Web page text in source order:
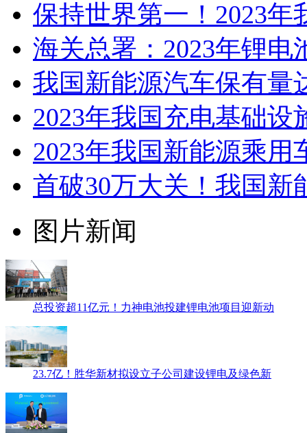
保持世界第一！2023
海关总署：2023年锂电
我国新能源汽车保有量
2023年我国充电基础设
2023年我国新能源乘用
首破30万大关！我国新
图片新闻
总投资超11亿元！力神电池投建锂电池项目迎新动
23.7亿！胜华新材拟设立子公司建设锂电及绿色新